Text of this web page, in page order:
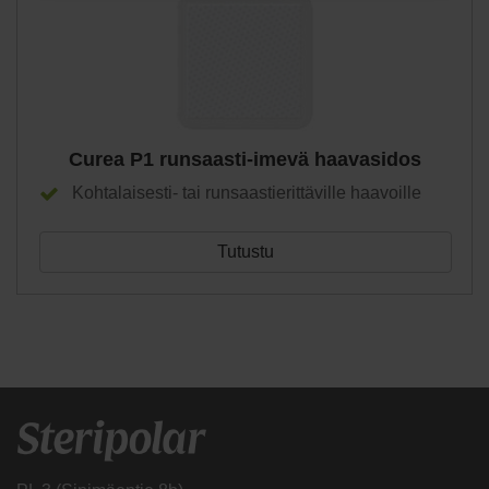
Curea P1 runsaasti-imevä haavasidos
Kohtalaisesti- tai runsaastierittäville haavoille
Tutustu